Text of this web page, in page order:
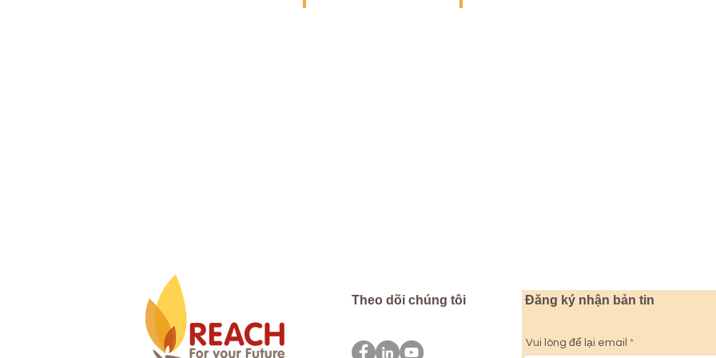
Theo dõi chúng tôi Đăng ký nhận bản tin
Vui lòng để lại email